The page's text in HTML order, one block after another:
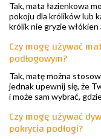
Tak, mata łazienkowa
pokoju dla królików lub
królik nie gryzie włókien
Czy mogę używać
podłogowym?
Tak, matę można
jednak upewnij się, że
i może sam wybrać,
Czy mogę używać
pokrycia podłogi?